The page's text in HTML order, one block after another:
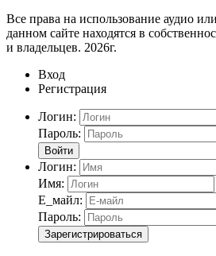
Все права на использование аудио
данном сайте находятся в
и владельцев. 2026г.
Вход
Регистрация
Логин:
Пароль:
Войти
Логин:
Имя:
Е_майл:
Пароль:
Зарегистрироваться